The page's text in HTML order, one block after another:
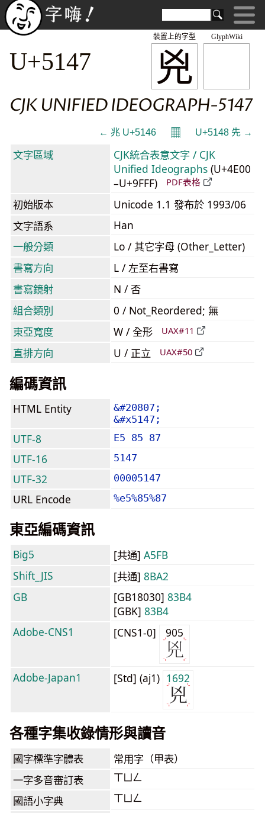
GlyphWiki
兇
裝置上的字型
U+5147
CJK UNIFIED IDEOGRAPH-5147
← 兆 U+5146 𝄜 U+5148 先 →
文字區域
CJK統合表意文字 / CJK
Unified Ideographs (U+4E00
–U+9FFF)
PDF表格
初始版本
Unicode 1.1 發布於 1993/06
文字語系
Han
一般分類
Lo / 其它字母 (Other_Letter)
書寫方向
L / 左至右書寫
書寫鏡射
N / 否
組合類別
0 / Not_Reordered; 無
東亞寬度
W / 全形 UAX#11
直排方向 U / 正立 UAX#50
編碼資訊
HTML Entity
&#20807;
&#x5147;
UTF-8 E5 85 87
UTF-16 5147
UTF-32 00005147
URL Encode %e5%85%87
東亞編碼資訊
Big5 [共通] A5FB
Shift_JIS
[共通] 8BA2
GB
[GB18030] 83B4
[GBK] 83B4
Adobe-CNS1
[CNS1-0] 905
Adobe-Japan1 [Std] (aj1) 1692
各種字集收錄情形與讀音
國字標準字體表 常用字（甲表）
一字多音審訂表 ㄒㄩㄥ
國語小字典 ㄒㄩㄥ